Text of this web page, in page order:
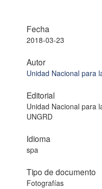
Fecha
2018-03-23
Autor
Unidad Nacional para
Editorial
Unidad Nacional para
UNGRD
Idioma
spa
Tipo de documento
Fotografías